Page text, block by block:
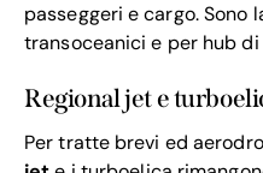
passeggeri e cargo. Sono
transoceanici e per hub
Regional jet e
Per tratte brevi ed